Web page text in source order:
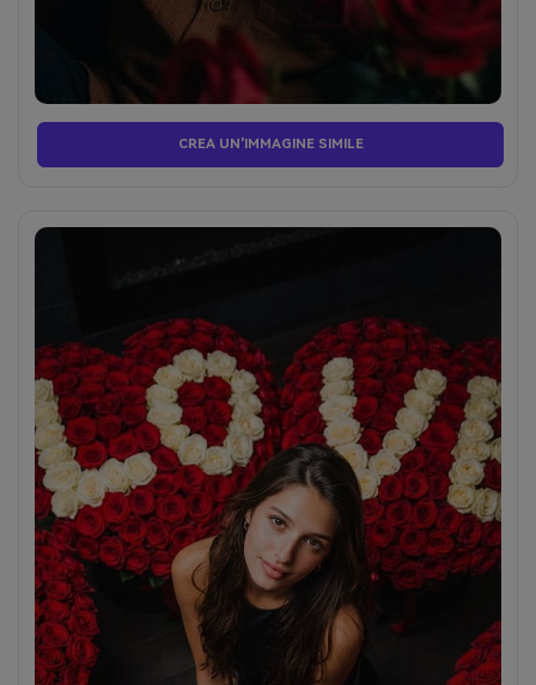
CREA UN'IMMAGINE SIMILE